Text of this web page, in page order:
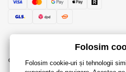
© 2018 - 2026 RaiJucării.ro, Toate